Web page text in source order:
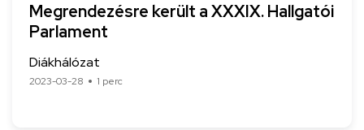
Megrendezésre került a XXXIX. Hallgatói
Parlament
Diákhálózat
2023-03-28 1 perc